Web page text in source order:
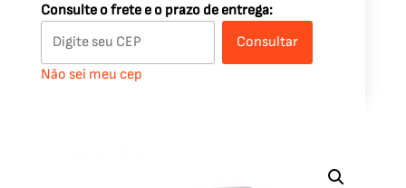
Consulte o frete e o prazo de entrega:
Consultar
Não sei meu cep